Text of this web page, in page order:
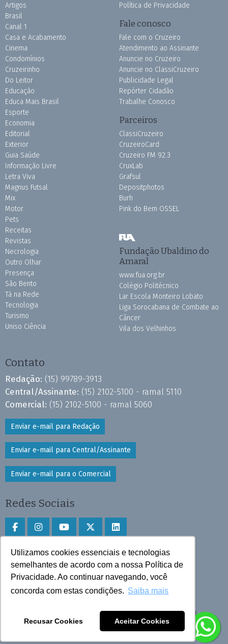
Utilizamos cookies essenciais e tecnologias
semelhantes de acordo com a nossa Política de
Privacidade. Ao continuar navegando, você
concorda com estas condições. Saiba mais
Recusar Cookies Aceitar Cookies
Artigos
Brasil
Canal 1
Casa e Acabamento
Cinema
Condomínios
Cruzeirinho
Do Leitor
Educação
Educa Mais Brasil
Esporte
Economia
Editorial
Exterior
Guia Saúde
Informação Livre
Letra Viva
Magnus Futsal
Mix
Motor
Pets
Receitas
Revistas
Necrologia
Outro Olhar
Presença
São Bento
Tá na Rede
Tecnologia
Turismo
Uniso Ciência
Política de Privacidade
Fale conosco
Fale com o Cruzeiro
Atendimento ao Assinante
Anuncie no Cruzeiro
Anuncie no ClassiCruzeiro
Publicidade Legal
Repórter Cidadão
Trabalhe Conosco
Parceiros
ClassiCruzeiro
CruzeiroCard
Cruzeiro FM 92.3
CruxLab
Grafsul
Depositphotos
Burh
Pink do Bem OSSEL
Fundação Ubaldino do
Amaral
www.fua.org.br
Colégio Politécnico
Lar Escola Monteiro Lobato
Liga Sorocabana de Combate ao
Câncer
Vila dos Velhinhos
Contato
Redação: (15) 99789-3913
Central/Assinante: (15) 2102-5100 - ramal 5110
Comercial: (15) 2102-5100 - ramal 5060
Enviar e-mail para Redação
Enviar e-mail para Central/Assinante
Enviar e-mail para o Comercial
Redes Sociais
Faça download do aplicativo
Play Store e App Store
Todos os direitos reservados © 2025 Cruzeiro do Sul